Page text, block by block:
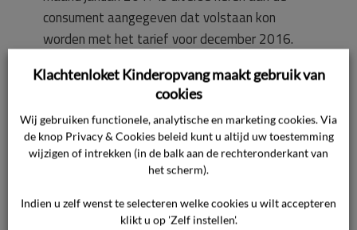
consument aangegeven dat volstaan kon
worden met het tarief voor december 2016.
was, bleef de consument maar zeuren en is hem
op 17 maart 2017 een aangepaste factuur
toegezonden. Blijkbaar was ook dat niet
voldoende, gelet op de klacht die aan de
commissie is voorgelegd.
De consument gaf voorheen leiding aan de
Klachtenloket Kinderopvang maakt gebruik van
cookies
Wij gebruiken functionele, analytische en marketing cookies. Via
de knop Privacy & Cookies beleid kunt u altijd uw toestemming
wijzigen of intrekken (in de balk aan de rechteronderkant van
het scherm).
Indien u zelf wenst te selecteren welke cookies u wilt accepteren
klikt u op 'Zelf instellen'.